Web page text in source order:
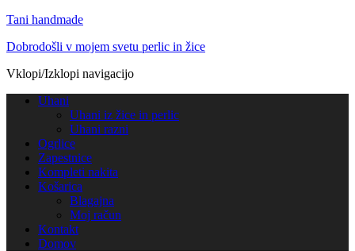
Tani handmade
Dobrodošli v mojem svetu perlic in žice
Vklopi/Izklopi navigacijo
Uhani
Uhani iz žice in perlic
Uhani razni
Ogrlice
Zapestnice
Kompleti nakita
Košarica
Blagajna
Moj račun
Kontakt
Domov